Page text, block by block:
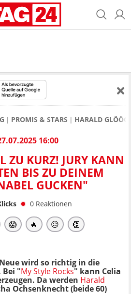
PROMIS & STARS HARALD
16:00
ZU KURZ! JURY KANN
BIS ZU DEINEM
GUCKEN"
0 Reaktionen
😱 🔥 😥 👏
wird so richtig in die
Bei "My Style Rocks" kann Celia
Da werden Harald
Ochsenknecht (beide 60)